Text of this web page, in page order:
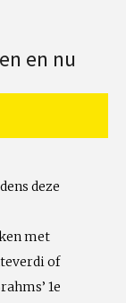
en nu
deze
met
of
1e